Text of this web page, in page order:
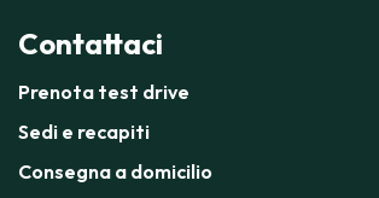
Contattaci
Prenota test drive
Sedi e recapiti
Consegna a domicilio